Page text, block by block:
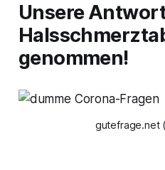
Unsere
genommen!
gutefrage.net